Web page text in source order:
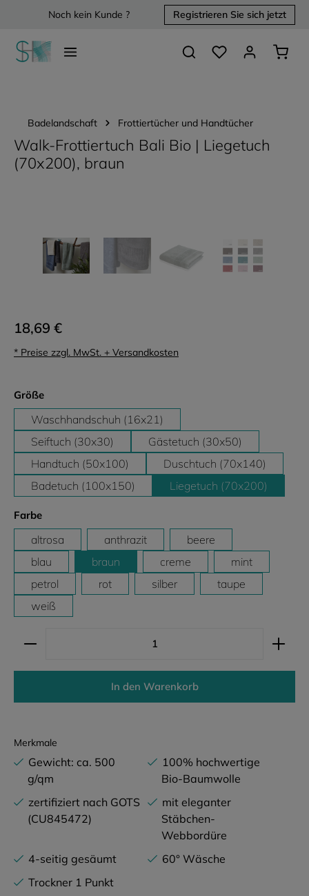
springenNoch kein Kunde ? Registrieren Sie sich jetzt
Du hast 0 Produkte
Badelandschaft Frottiertücher und Handtücher
Walk-Frottiertuch Bali Bio | Liegetuch
(70x200), braun
18,69 €
* Preise zzgl. MwSt. + Versandkosten
Größeauswählen
Waschhandschuh (16x21)
Seiftuch (30x30)
Gästetuch (30x50)
Handtuch (50x100)
Duschtuch (70x140)
Badetuch (100x150)
Liegetuch (70x200)
Farbeauswählen
altrosa anthrazit
beere
blau
braun creme
mint
petrol
rot silber
taupe
weiß
Produkt Anzahl: Gib den gewünschten Wert ein
In den Warenkorb
Merkmale
Gewicht: ca. 500
g/qm
100% hochwertige
Bio-Baumwolle
zertifiziert nach GOTS
(CU845472)
mit eleganter
Stäbchen-
Webbordüre
4-seitig gesäumt
60° Wäsche
Trockner 1 Punkt